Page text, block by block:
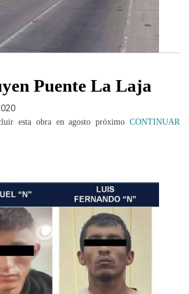
Puente La Laja
esta obra en agosto próximo CONTINUAR